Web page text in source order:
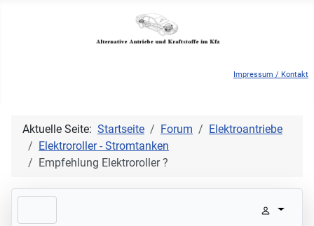
Impressum / Kontakt
Aktuelle Seite: Startseite Forum
Elektroantriebe
Elektroroller - Stromtanken
Empfehlung Elektroroller ?